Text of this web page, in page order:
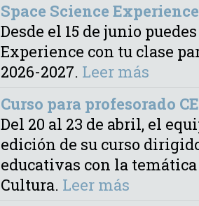
Space Science
Desde el 15 de junio
Experience con tu clase
2026-2027. Leer más
Curso para profesorado
Del 20 al 23 de abril, el
edición de su curso
educativas con la
Cultura. Leer más